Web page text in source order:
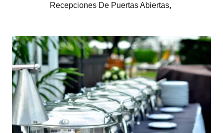
Recepciones De Puertas Abiertas,